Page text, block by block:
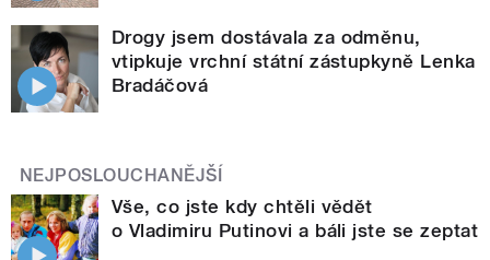
Drogy jsem dostávala za odměnu,
vtipkuje vrchní státní zástupkyně Lenka
Bradáčová
NEJPOSLOUCHANĚJŠÍ
Vše, co jste kdy chtěli vědět
o Vladimiru Putinovi a báli jste se zeptat